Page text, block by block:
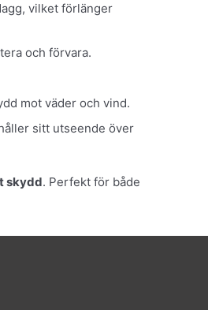
vilket förlänger
och förvara.
mot väder och vind.
sitt utseende över
skydd. Perfekt för både